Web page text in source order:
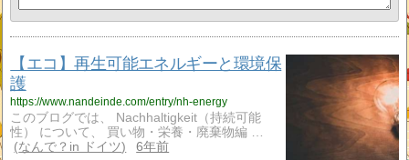
【エコ】再生可能エネルギーと環境保
護
https://www.nandeinde.com/entry/nh-energy
このブログでは、 Nachhaltigkeit（持続可能
性） について、 買い物・栄養・廃棄物編 …
なんで？in ドイツ
6年前